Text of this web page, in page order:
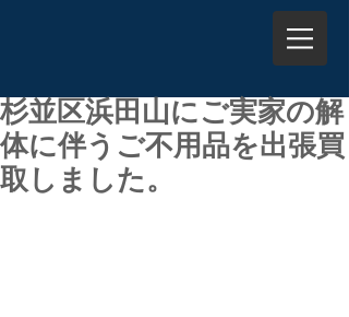
杉並区浜田山にご実家の解
体に伴うご不用品を出張買
取しました。